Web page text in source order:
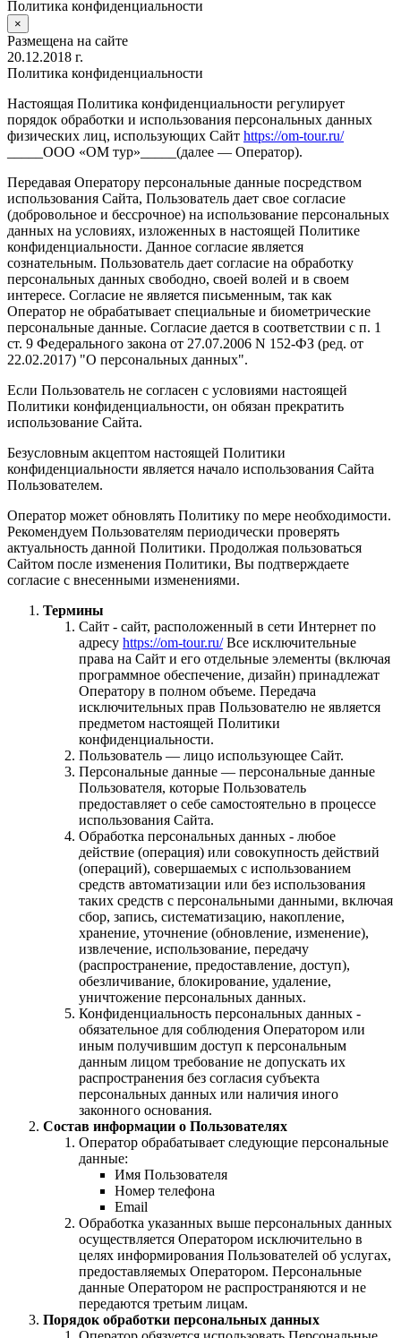
Политика конфиденциальности
×
Размещена на сайте
20.12.2018 г.
Политика конфиденциальности
Настоящая Политика конфиденциальности регулирует
порядок обработки и использования персональных данных
физических лиц, использующих Сайт https://om-tour.ru/
_____ООО «ОМ тур»_____(далее — Оператор).
Передавая Оператору персональные данные посредством
использования Сайта, Пользователь дает свое согласие
(добровольное и бессрочное) на использование персональных
данных на условиях, изложенных в настоящей Политике
конфиденциальности. Данное согласие является
сознательным. Пользователь дает согласие на обработку
персональных данных свободно, своей волей и в своем
интересе. Согласие не является письменным, так как
Оператор не обрабатывает специальные и биометрические
персональные данные. Согласие дается в соответствии с п. 1
ст. 9 Федерального закона от 27.07.2006 N 152-ФЗ (ред. от
22.02.2017) "О персональных данных".
Если Пользователь не согласен с условиями настоящей
Политики конфиденциальности, он обязан прекратить
использование Сайта.
Безусловным акцептом настоящей Политики
конфиденциальности является начало использования Сайта
Пользователем.
Оператор может обновлять Политику по мере необходимости.
Рекомендуем Пользователям периодически проверять
актуальность данной Политики. Продолжая пользоваться
Сайтом после изменения Политики, Вы подтверждаете
согласие с внесенными изменениями.
Термины
Сайт - сайт, расположенный в сети Интернет по
адресу https://om-tour.ru/Все исключительные
права на Сайт и его отдельные элементы (включая
программное обеспечение, дизайн) принадлежат
Оператору в полном объеме. Передача
исключительных прав Пользователю не является
предметом настоящей Политики
конфиденциальности.
Пользователь — лицо использующее Сайт.
Персональные данные — персональные данные
Пользователя, которые Пользователь
предоставляет о себе самостоятельно в процессе
использования Сайта.
Обработка персональных данных - любое
действие (операция) или совокупность действий
(операций), совершаемых с использованием
средств автоматизации или без использования
таких средств с персональными данными, включая
сбор, запись, систематизацию, накопление,
хранение, уточнение (обновление, изменение),
извлечение, использование, передачу
(распространение, предоставление, доступ),
обезличивание, блокирование, удаление,
уничтожение персональных данных.
Конфиденциальность персональных данных -
обязательное для соблюдения Оператором или
иным получившим доступ к персональным
данным лицом требование не допускать их
распространения без согласия субъекта
персональных данных или наличия иного
законного основания.
Состав информации о Пользователях
Оператор обрабатывает следующие персональные
данные:
Имя Пользователя
Номер телефона
Email
Обработка указанных выше персональных данных
осуществляется Оператором исключительно в
целях информирования Пользователей об услугах,
предоставляемых Оператором. Персональные
данные Оператором не распространяются и не
передаются третьим лицам.
Порядок обработки персональных данных